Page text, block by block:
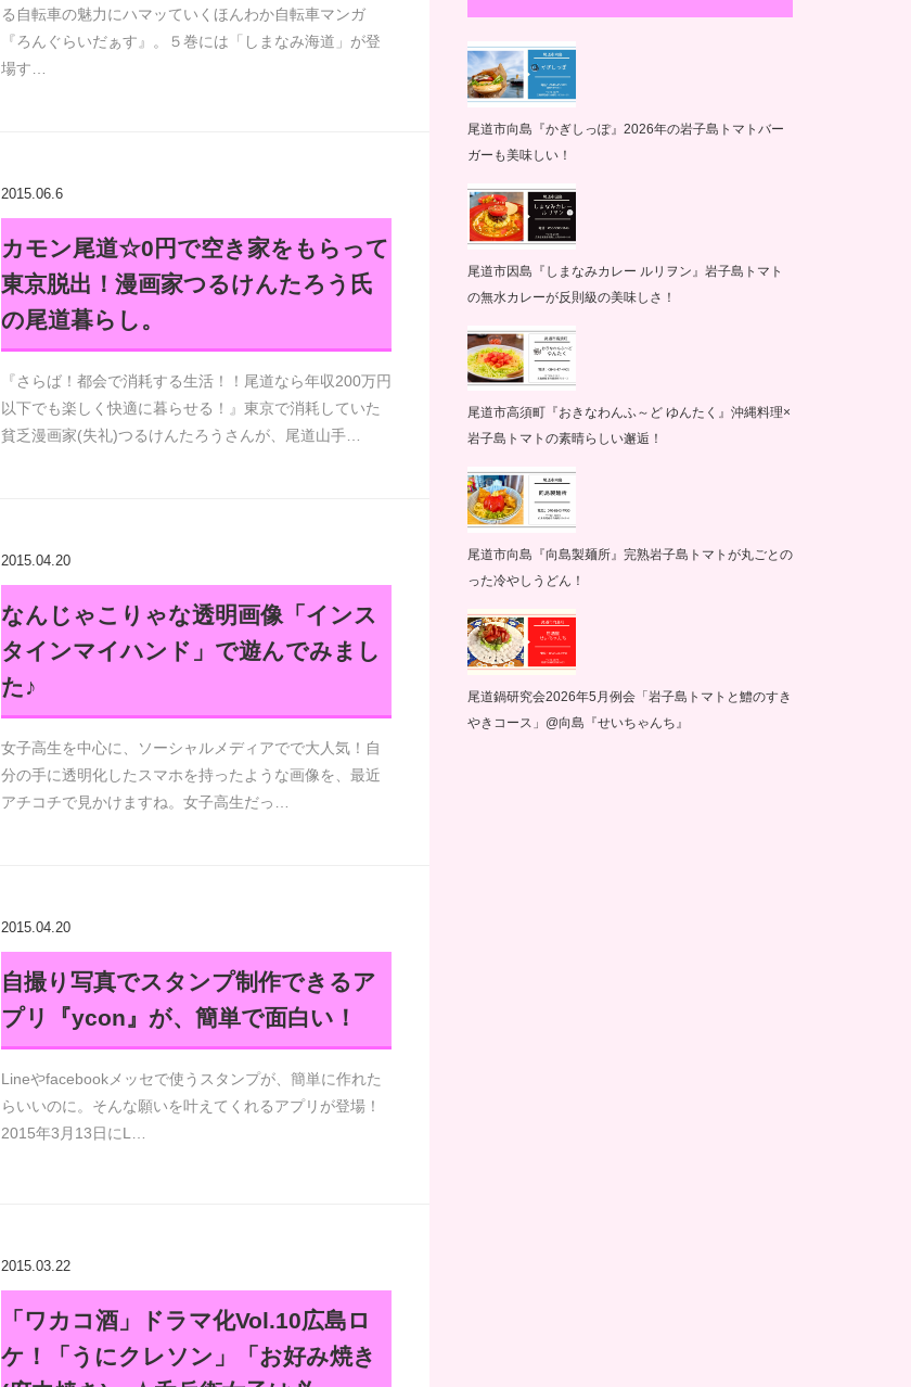
る自転車の魅力にハマッていくほんわか自転車マンガ
『ろんぐらいだぁす』。５巻には「しまなみ海道」が登
場す…
2015.06.6
カモン尾道☆0円で空き家をもらって
東京脱出！漫画家つるけんたろう氏
の尾道暮らし。
『さらば！都会で消耗する生活！！尾道なら年収200万円
以下でも楽しく快適に暮らせる！』東京で消耗していた
貧乏漫画家(失礼)つるけんたろうさんが、尾道山手…
2015.04.20
なんじゃこりゃな透明画像「インス
タインマイハンド」で遊んでみまし
た♪
女子高生を中心に、ソーシャルメディアでで大人気！自
分の手に透明化したスマホを持ったような画像を、最近
アチコチで見かけますね。女子高生だっ…
2015.04.20
自撮り写真でスタンプ制作できるア
プリ『ycon』が、簡単で面白い！
Lineやfacebookメッセで使うスタンプが、簡単に作れた
らいいのに。そんな願いを叶えてくれるアプリが登場！
2015年3月13日にL…
2015.03.22
「ワカコ酒」ドラマ化Vol.10広島ロ
ケ！「うにクレソン」「お好み焼き
尾道市向島『かぎしっぽ』2026年の岩子島トマトバー
ガーも美味しい！
尾道市因島『しまなみカレー ルリヲン』岩子島トマト
の無水カレーが反則級の美味しさ！
尾道市高須町『おきなわんふ～ど ゆんたく』沖縄料理×
岩子島トマトの素晴らしい邂逅！
尾道市向島『向島製麺所』完熟岩子島トマトが丸ごとの
った冷やしうどん！
尾道鍋研究会2026年5月例会「岩子島トマトと鱧のすき
やきコース」@向島『せいちゃんち』